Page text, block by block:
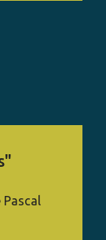
Pascal